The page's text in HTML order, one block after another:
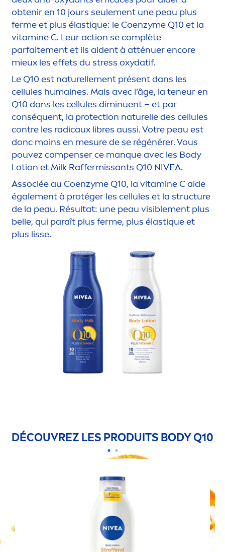
obtenir en 10 jours seulement une peau plus
ferme et plus élastique: le Coenzyme Q10 et la
vitamine C. Leur action se complète
parfaitement et ils aident à atténuer encore
mieux les effets du stress oxydatif.
Le Q10 est naturellement présent dans les
cellules humaines. Mais avec l’âge, la teneur en
Q10 dans les cellules diminuent – et par
conséquent, la protection naturelle des cellules
contre les radicaux libres aussi. Votre peau est
donc moins en mesure de se régénérer. Vous
pouvez compenser ce manque avec les Body
Lotion et Milk Raffermissants Q10 NIVEA.
Associée au Coenzyme Q10, la vitamine C aide
également à protéger les cellules et la structure
de la peau. Résultat: une peau visiblement plus
belle, qui paraît plus ferme, plus élastique et
plus lisse.
DÉCOUVREZ LES PRODUITS BODY Q10